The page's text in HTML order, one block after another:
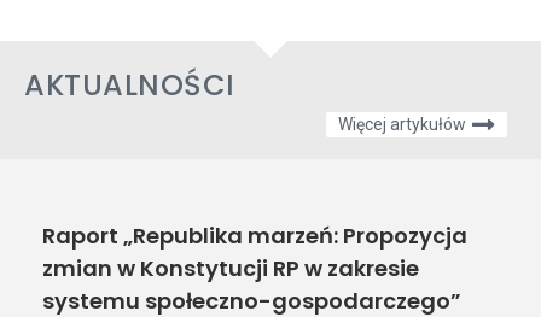
AKTUALNOŚCI
Więcej artykułów
Raport „Republika marzeń: Propozycja
zmian w Konstytucji RP w zakresie
systemu społeczno-gospodarczego”